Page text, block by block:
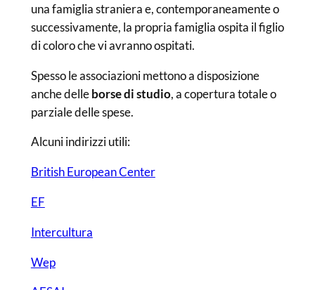
una famiglia straniera e, contemporaneamente o
successivamente, la propria famiglia ospita il figlio
di coloro che vi avranno ospitati.
Spesso le associazioni mettono a disposizione
anche delleborse di studio, a copertura totale o
parziale delle spese.
Alcuni indirizzi utili:
British European Center
EF
Intercultura
Wep